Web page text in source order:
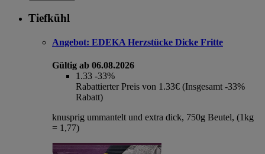
Tiefkühl
Angebot: EDEKA Herzstücke Dicke Fritte
Gültig ab 06.08.2026
1.33 -33%
Rabattierter Preis von 1.33€ (Insgesamt -33%
Rabatt)
knusprig ummantelt und extra dick, 750g Beutel, (1kg
= 1,77)